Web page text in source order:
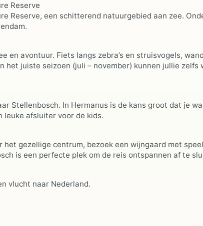
Reserve
Reserve, een schitterend natuurgebied aan zee.
en avontuur. Fiets langs zebra’s en struisvogels,
juiste seizoen (juli – november) kunnen jullie zelfs
Stellenbosch. In Hermanus is de kans groot dat je
leuke afsluiter voor de kids.
gezellige centrum, bezoek een wijngaard met
is een perfecte plek om de reis ontspannen af te
vlucht naar Nederland.